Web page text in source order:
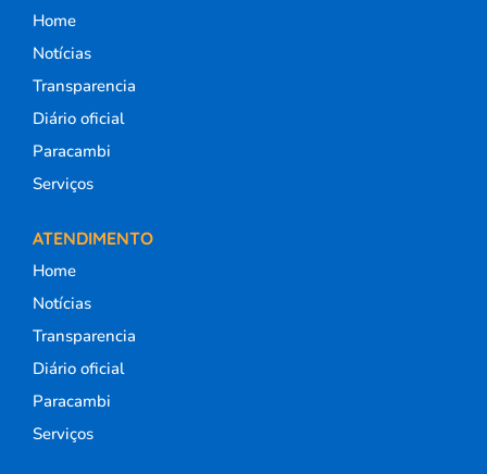
Home
Notícias
Transparencia
Diário oficial
Paracambi
Serviços
ATENDIMENTO
Home
Notícias
Transparencia
Diário oficial
Paracambi
Serviços